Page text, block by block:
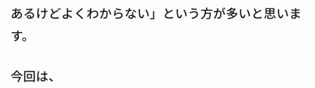
あるけどよくわからない」という方が多いと思いま
す。
今回は、